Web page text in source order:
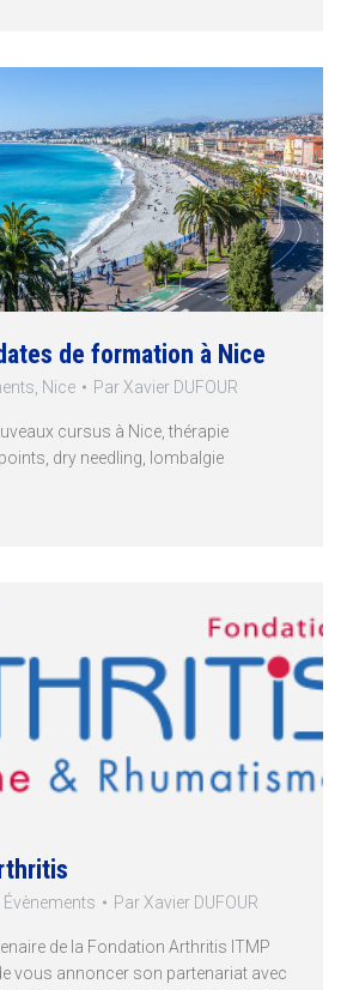
de formation à Nice
Nice Par Xavier DUFOUR
cursus à Nice, thérapie
dry needling, lombalgie
Évènements Par Xavier DUFOUR
de la Fondation Arthritis ITMP
vous annoncer son partenariat avec